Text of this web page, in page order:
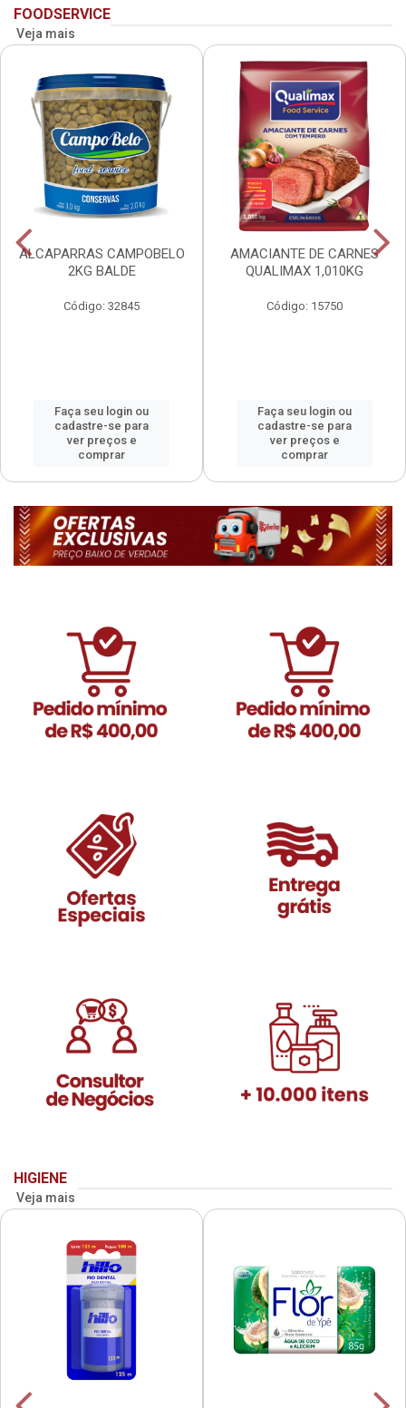
FOODSERVICE
Veja mais
ALCAPARRAS CAMPOBELO
2KG BALDE
Código: 32845
Faça seu login ou
cadastre-se para
ver preços e
comprar
AMACIANTE DE CARNES
QUALIMAX 1,010KG
Código: 15750
Faça seu login ou
cadastre-se para
ver preços e
comprar
HIGIENE
Veja mais